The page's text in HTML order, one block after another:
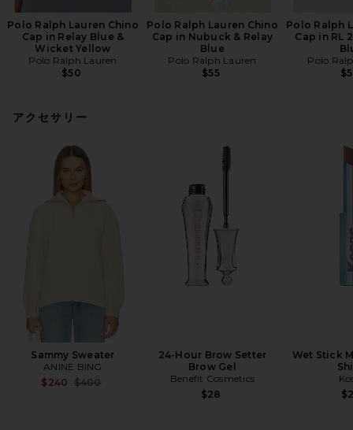
Polo Ralph Lauren Chino
Cap in Relay Blue &
Wicket Yellow
Polo Ralph Lauren
$50
Polo Ralph Lauren Chino
Cap in Nubuck & Relay
Blue
Polo Ralph Lauren
$55
Polo Ralph
Cap in RL
Polo
アクセサリー
Sammy Sweater
ANINE BING
$240 Previous price:
$400
24-Hour Brow Setter
Brow Gel
Benefit Cosmetics
$28
Wet Stick